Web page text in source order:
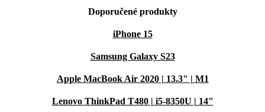
Doporučené produkty
iPhone 15
Samsung Galaxy S23
Apple MacBook Air 2020 | 13.3" | M1
Lenovo ThinkPad T480 | i5-8350U | 14"